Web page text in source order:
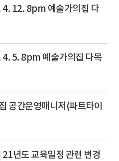
12. 8pm 예술가의집 다
5. 8pm 예술가의집 다목
공간운영매니저(파트타이
년도 교육일정 관련 변경